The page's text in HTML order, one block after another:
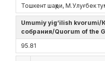
Тошкент шаҳри, М.Улуғбек
Umumiy yig‘ilish kvorumi/
собрания/Quorum of the
95.81